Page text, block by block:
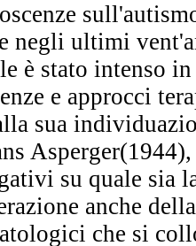
negli ultimi
è stato intenso
e approcci
sua
su quale sia
anche
che si